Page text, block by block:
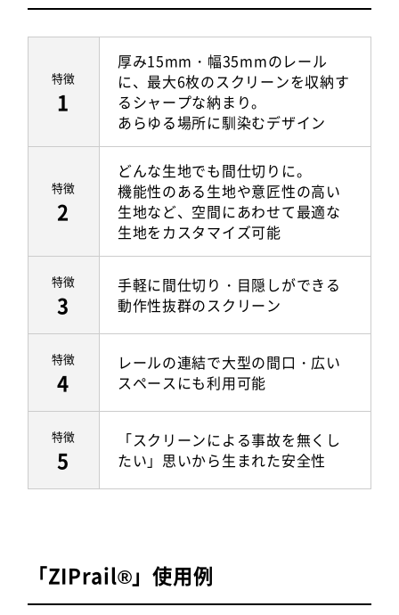
特徴
1
厚み15mm・幅35mmのレール
に、最大6枚のスクリーンを収納す
るシャープな納まり。
あらゆる場所に馴染むデザイン
特徴
2
どんな生地でも間仕切りに。
機能性のある生地や意匠性の高い
生地など、空間にあわせて最適な
生地をカスタマイズ可能
特徴
3
手軽に間仕切り・目隠しができる
動作性抜群のスクリーン
特徴
4
レールの連結で大型の間口・広い
スペースにも利用可能
特徴
5
「スクリーンによる事故を無くし
たい」思いから生まれた安全性
「ZIPrail®」使用例